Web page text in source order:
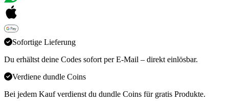
Sofortige Lieferung
Du erhältst deine Codes sofort per E-Mail – direkt einlösbar.
Verdiene dundle Coins
Bei jedem Kauf verdienst du dundle Coins für gratis Produkte.